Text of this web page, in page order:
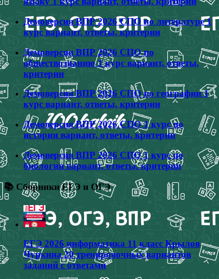
Демоверсия ВПР 2026 СПО по литературе 1
курс вариант, ответы, критерии
Демоверсия ВПР 2026 СПО по
обществознанию 1 курс вариант, ответы,
критерии
Демоверсия ВПР 2026 СПО по географии 1
курс вариант, ответы, критерии
Демоверсия ВПР 2026 СПО 1 курс по
истории вариант, ответы, критерии
Демоверсия ВПР 2026 СПО 1 курс по
биологии вариант, ответы, критерии
📚 Сборники ЕГЭ и ОГЭ
ЕГЭ 2026 информатика 11 класс Крылов
Чуркина 20 тренировочных вариантов
заданий с ответами